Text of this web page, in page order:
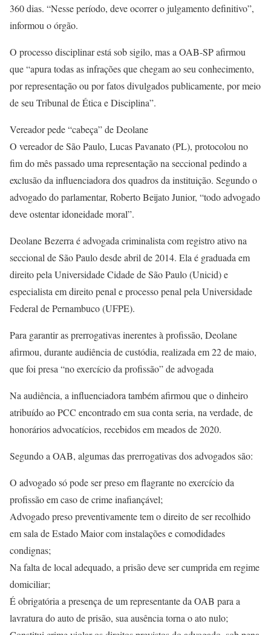
360 dias. “Nesse período, deve ocorrer o julgamento definitivo”,
informou o órgão.
O processo disciplinar está sob sigilo, mas a OAB-SP afirmou
que “apura todas as infrações que chegam ao seu conhecimento,
por representação ou por fatos divulgados publicamente, por meio
de seu Tribunal de Ética e Disciplina”.
Vereador pede “cabeça” de Deolane
O vereador de São Paulo, Lucas Pavanato (PL), protocolou no
fim do mês passado uma representação na seccional pedindo a
exclusão da influenciadora dos quadros da instituição. Segundo o
advogado do parlamentar, Roberto Beijato Junior, “todo advogado
deve ostentar idoneidade moral”.
Deolane Bezerra é advogada criminalista com registro ativo na
seccional de São Paulo desde abril de 2014. Ela é graduada em
direito pela Universidade Cidade de São Paulo (Unicid) e
especialista em direito penal e processo penal pela Universidade
Federal de Pernambuco (UFPE).
Para garantir as prerrogativas inerentes à profissão, Deolane
afirmou, durante audiência de custódia, realizada em 22 de maio,
que foi presa “no exercício da profissão” de advogada
Na audiência, a influenciadora também afirmou que o dinheiro
atribuído ao PCC encontrado em sua conta seria, na verdade, de
honorários advocatícios, recebidos em meados de 2020.
Segundo a OAB, algumas das prerrogativas dos advogados são:
O advogado só pode ser preso em flagrante no exercício da
profissão em caso de crime inafiançável;
Advogado preso preventivamente tem o direito de ser recolhido
em sala de Estado Maior com instalações e comodidades
condignas;
Na falta de local adequado, a prisão deve ser cumprida em regime
domiciliar;
É obrigatória a presença de um representante da OAB para a
lavratura do auto de prisão, sua ausência torna o ato nulo;